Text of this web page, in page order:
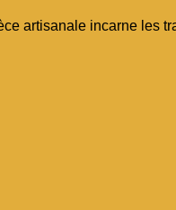
artisanale incarne les